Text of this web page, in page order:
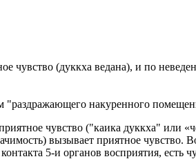
(дуккха ведана), и по
"раздражающего накуренного
чувство ("каика дуккха" или
вызывает приятное чувство.
5-и органов восприятия, есть